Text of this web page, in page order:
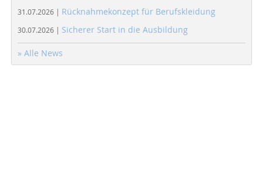
31.07.2026 | Rücknahmekonzept für Berufskleidung
30.07.2026 | Sicherer Start in die Ausbildung
» Alle News